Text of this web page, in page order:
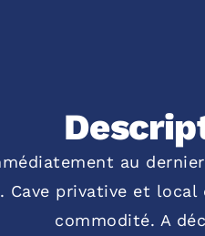
au
privative et
commodité. A